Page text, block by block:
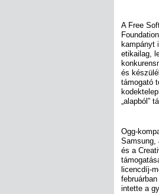
A Free
kampányt
etikailag,
és
támogató
„alapból”
Ogg-
Samsung,
és a
licencdíj-
intette a